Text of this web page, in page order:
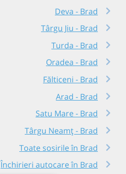
Deva - Brad
Târgu Jiu - Brad
Turda - Brad
Oradea - Brad
Fălticeni - Brad
Arad - Brad
Satu Mare - Brad
Târgu Neamț - Brad
Toate sosirile în Brad
Închirieri autocare în Brad